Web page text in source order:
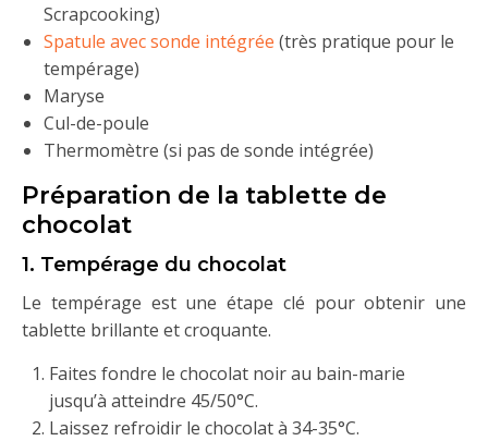
Scrapcooking)
Spatule avec sonde intégrée (très pratique pour le
tempérage)
Maryse
Cul-de-poule
Thermomètre (si pas de sonde intégrée)
Préparation de la tablette de
chocolat
1. Tempérage du chocolat
Le tempérage est une étape clé pour obtenir une
tablette brillante et croquante.
Faites fondre le chocolat noir au bain-marie
jusqu’à atteindre 45/50°C.
Laissez refroidir le chocolat à 34-35°C.